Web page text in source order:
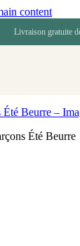
content
Livraison gratuite
Été Beurre